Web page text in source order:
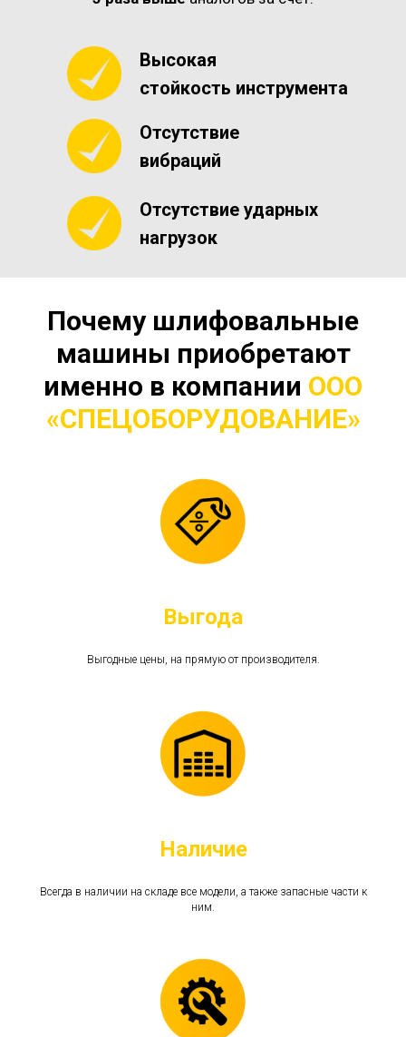
Высокая
стойкость инструмента
Отсутствие
вибраций
Отсутствие ударных
нагрузок
Почему шлифовальные
машины приобретают
именно в компании ООО
«СПЕЦОБОРУДОВАНИЕ»
Выгода
Выгодные цены, на прямую от производителя.
Наличие
Всегда в наличии на складе все модели, а также запасные части к
ним.